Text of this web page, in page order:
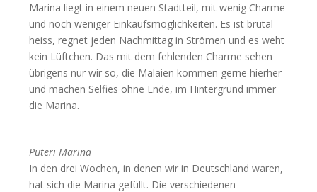
Marina liegt in einem neuen Stadtteil, mit wenig Charme
und noch weniger Einkaufsmöglichkeiten. Es ist brutal
heiss, regnet jeden Nachmittag in Strömen und es weht
kein Lüftchen. Das mit dem fehlenden Charme sehen
übrigens nur wir so, die Malaien kommen gerne hierher
und machen Selfies ohne Ende, im Hintergrund immer
die Marina.
Puteri Marina
In den drei Wochen, in denen wir in Deutschland waren,
hat sich die Marina gefüllt. Die verschiedenen